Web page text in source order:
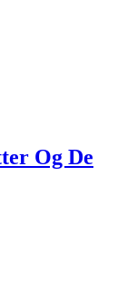
Og De